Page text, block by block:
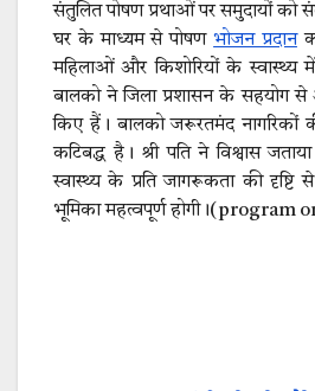
संतुलित पोषण प्रथाओं पर समुदायों को
घर के माध्यम से पोषणभोजन प्रदान
महिलाओं और किशोरियों के स्वास्थ्य में
बालको ने जिला प्रशासन के सहयोग से
किए हैं। बालको जरूरतमंद
कटिबद्ध है। श्री पति ने विश्वास
स्वास्थ्य के प्रति जागरूकता की दृष्टि
भूमिका महत्वपूर्ण होगी।(program